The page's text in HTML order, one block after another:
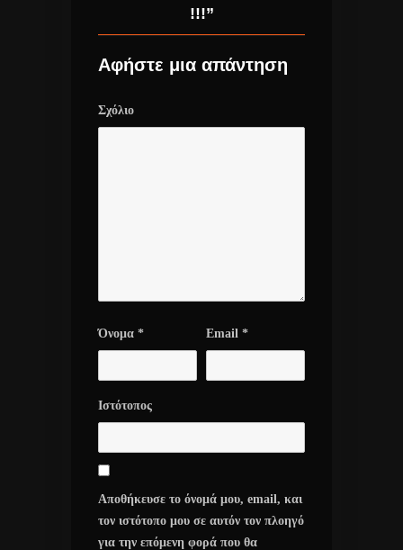
!!!”
Αφήστε μια απάντηση
Σχόλιο
Όνομα * Email *
Ιστότοπος
Αποθήκευσε το όνομά μου, email, και
τον ιστότοπο μου σε αυτόν τον πλοηγό
για την επόμενη φορά που θα